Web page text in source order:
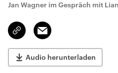
Jan Wagner im Gespräch mit
Link
kopieren/teilen
Email
Audio herunterladen